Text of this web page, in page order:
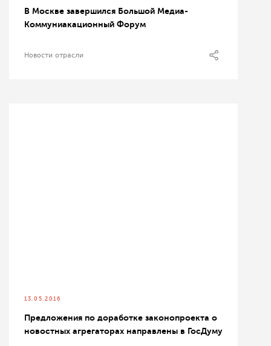
В Москве завершился Большой Медиа-
Коммуниакационный Форум
Новости отрасли
13.05.2016
Предложения по доработке законопроекта о
новостных агрегаторах направлены в ГосДуму